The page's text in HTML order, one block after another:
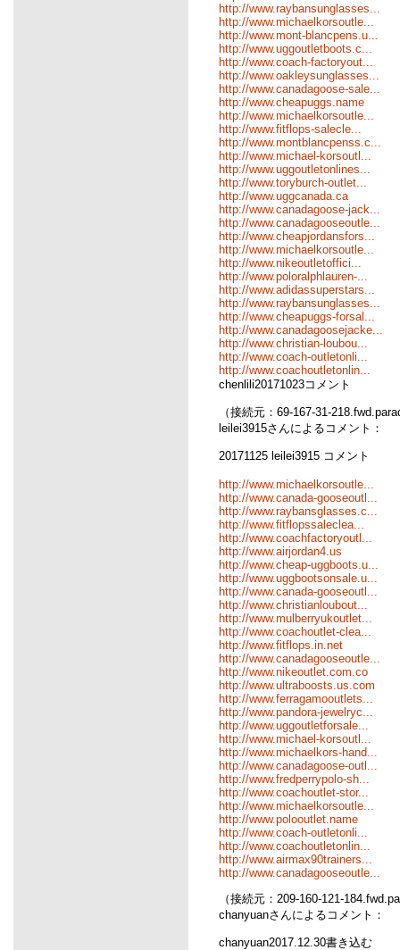
http://www.raybansunglasses...
http://www.michaelkorsoutle...
http://www.mont-blancpens.u...
http://www.uggoutletboots.c...
http://www.coach-factoryout...
http://www.oakleysunglasses...
http://www.canadagoose-sale...
http://www.cheapuggs.name
http://www.michaelkorsoutle...
http://www.fitflops-salecle...
http://www.montblancpenss.c...
http://www.michael-korsoutl...
http://www.uggoutletonlines...
http://www.toryburch-outlet...
http://www.uggcanada.ca
http://www.canadagoose-jack...
http://www.canadagooseoutle...
http://www.cheapjordansfors...
http://www.michaelkorsoutle...
http://www.nikeoutletoffici...
http://www.poloralphlauren-...
http://www.adidassuperstars...
http://www.raybansunglasses...
http://www.cheapuggs-forsal...
http://www.canadagoosejacke...
http://www.christian-loubou...
http://www.coach-outletonli...
http://www.coachoutletonlin...
chenlili20171023コメント
（接続元：69-167-31-
leilei3915さんによるコメント：
20171125 leilei3915 コメント
http://www.michaelkorsoutle...
http://www.canada-gooseoutl...
http://www.raybansglasses.c...
http://www.fitflopssaleclea...
http://www.coachfactoryoutl...
http://www.airjordan4.us
http://www.cheap-uggboots.u...
http://www.uggbootsonsale.u...
http://www.canada-gooseoutl...
http://www.christianloubout...
http://www.mulberryukoutlet...
http://www.coachoutlet-clea...
http://www.fitflops.in.net
http://www.canadagooseoutle...
http://www.nikeoutlet.com.co
http://www.ultraboosts.us.com
http://www.ferragamooutlets...
http://www.pandora-jewelryc...
http://www.uggoutletforsale...
http://www.michael-korsoutl...
http://www.michaelkors-hand...
http://www.canadagoose-outl...
http://www.fredperrypolo-sh...
http://www.coachoutlet-stor...
http://www.michaelkorsoutle...
http://www.polooutlet.name
http://www.coach-outletonli...
http://www.coachoutletonlin...
http://www.airmax90trainers...
http://www.canadagooseoutle...
（接続元：209-160-121-
chanyuanさんによるコメント：
chanyuan2017.12.30書き込む